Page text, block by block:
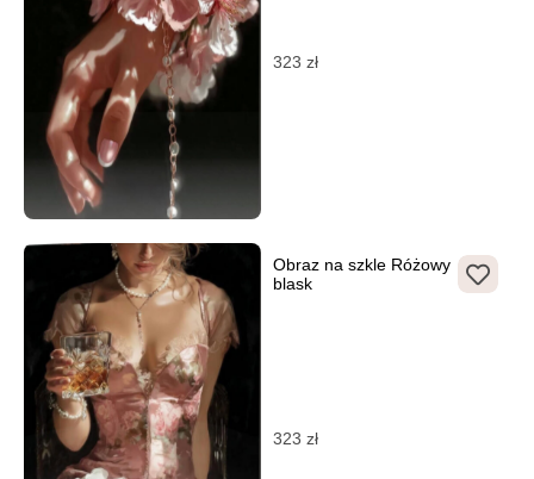
323 zł
Obraz na szkle Różowy
blask
323 zł